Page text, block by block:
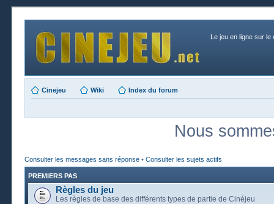
Le jeu en ligne sur le
Cinejeu Wiki Index du forum
Nous
Consulter les messages sans réponse • Consulter les sujets actifs
PREMIERS PAS
Règles du jeu
Les règles de base des différents types de partie de Cinéjeu